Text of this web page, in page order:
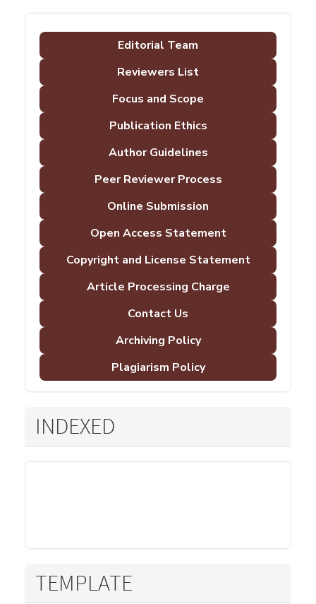
Editorial Team
Reviewers List
Focus and Scope
Publication Ethics
Author Guidelines
Peer Reviewer Process
Online Submission
Open Access Statement
Copyright and License Statement
Article Processing Charge
Contact Us
Archiving Policy
Plagiarism Policy
INDEXED
TEMPLATE